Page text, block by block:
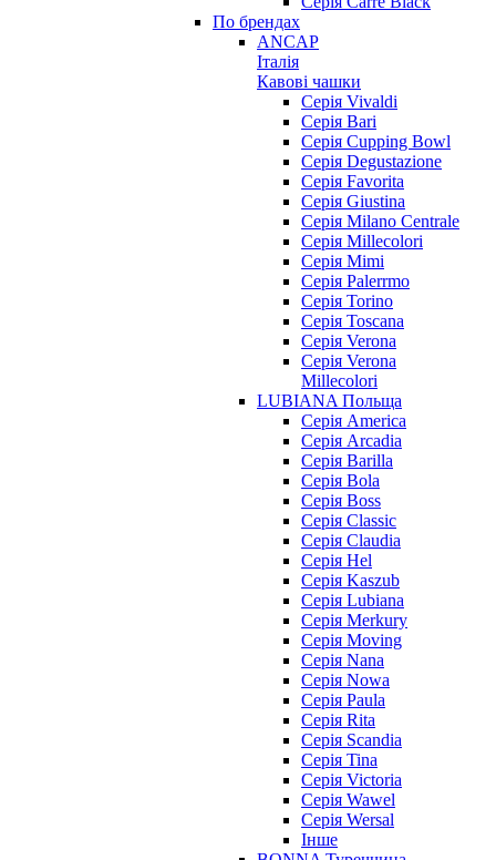
По брендах
ANCAP
Італія
Кавові чашки
Cерія Vivaldi
Серія Bari
Серія Cupping Bowl
Серія Degustazione
Серія Favorita
Серія Giustina
Серія Milano Centrale
Серія Millecolori
Серія Mimi
Серія Palerrmo
Серія Torino
Серія Toscana
Серія Verona
Серія Verona
Millecolori
LUBIANA Польща
Серія America
Серія Arcadia
Серія Barilla
Серія Bola
Серія Boss
Серія Classic
Серія Claudia
Серія Hel
Серія Kaszub
Серія Lubiana
Серія Merkury
Серія Moving
Серія Nana
Серія Nowa
Серія Paula
Серія Rita
Серія Scandia
Серія Tina
Серія Victoria
Серія Wawel
Серія Wersal
Інше